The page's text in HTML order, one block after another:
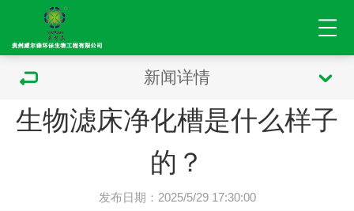
新闻详情
生物滤床净化槽是什么样子
的？
发布日期：2025/5/29 17:30:00